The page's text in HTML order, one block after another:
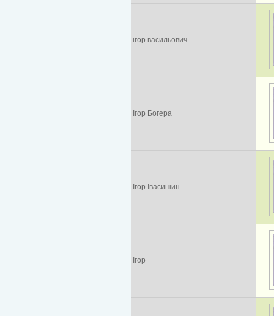
ігор васильович
Ігор Богера
Ігор Івасишин
Ігор